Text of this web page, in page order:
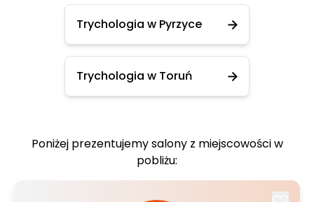
Trychologia w Pyrzyce
Trychologia w Toruń
Poniżej prezentujemy salony z miejscowości w
pobliżu: